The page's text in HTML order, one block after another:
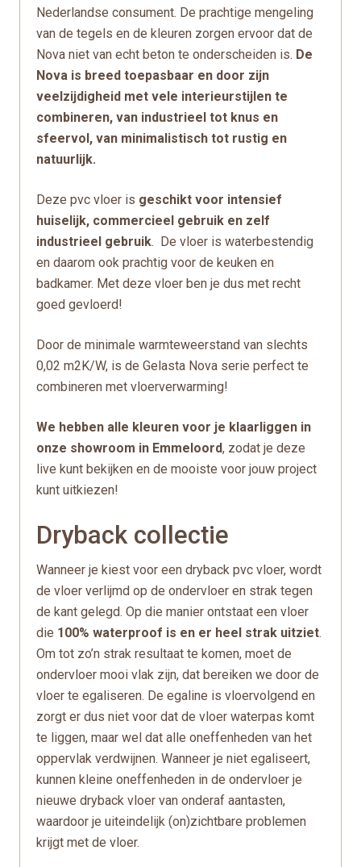
Nederlandse consument. De prachtige mengeling
van de tegels en de kleuren zorgen ervoor dat de
Nova niet van echt beton te onderscheiden is. De
Nova is breed toepasbaar en door zijn
veelzijdigheid met vele interieurstijlen te
combineren, van industrieel tot knus en
sfeervol, van minimalistisch tot rustig en
natuurlijk.
Deze pvc vloer is geschikt voor intensief
huiselijk, commercieel gebruik en zelf
industrieel gebruik. De vloer is waterbestendig
en daarom ook prachtig voor de keuken en
badkamer. Met deze vloer ben je dus met recht
goed gevloerd!
Door de minimale warmteweerstand van slechts
0,02 m2K/W, is de Gelasta Nova serie perfect te
combineren met vloerverwarming!
We hebben alle kleuren voor je klaarliggen in
onze showroom in Emmeloord, zodat je deze
live kunt bekijken en de mooiste voor jouw project
kunt uitkiezen!
Dryback collectie
Wanneer je kiest voor een dryback pvc vloer, wordt
de vloer verlijmd op de ondervloer en strak tegen
de kant gelegd. Op die manier ontstaat een vloer
die 100% waterproof is en er heel strak uitziet.
Om tot zo’n strak resultaat te komen, moet de
ondervloer mooi vlak zijn, dat bereiken we door de
vloer te egaliseren. De egaline is vloervolgend en
zorgt er dus niet voor dat de vloer waterpas komt
te liggen, maar wel dat alle oneffenheden van het
oppervlak verdwijnen. Wanneer je niet egaliseert,
kunnen kleine oneffenheden in de ondervloer je
nieuwe dryback vloer van onderaf aantasten,
waardoor je uiteindelijk (on)zichtbare problemen
krijgt met de vloer.